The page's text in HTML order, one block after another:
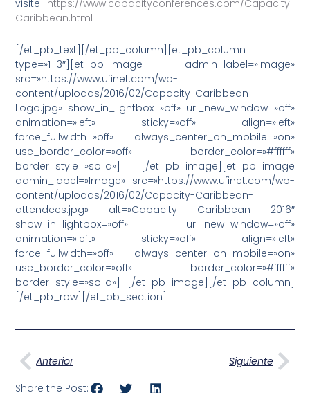
visite https://www.capacityconferences.com/Capacity-
Caribbean.html
[/et_pb_text][/et_pb_column][et_pb_column
type=»1_3″][et_pb_image admin_label=»Image»
src=»https://www.ufinet.com/wp-
content/uploads/2016/02/Capacity-Caribbean-
Logo.jpg» show_in_lightbox=»off» url_new_window=»off»
animation=»left» sticky=»off» align=»left»
force_fullwidth=»off» always_center_on_mobile=»on»
use_border_color=»off» border_color=»#ffffff»
border_style=»solid»] [/et_pb_image][et_pb_image
admin_label=»Image» src=»https://www.ufinet.com/wp-
content/uploads/2016/02/Capacity-Caribbean-
attendees.jpg» alt=»Capacity Caribbean 2016″
show_in_lightbox=»off» url_new_window=»off»
animation=»left» sticky=»off» align=»left»
force_fullwidth=»off» always_center_on_mobile=»on»
use_border_color=»off» border_color=»#ffffff»
border_style=»solid»] [/et_pb_image][/et_pb_column]
[/et_pb_row][/et_pb_section]
Ant
Anterior Siguiente
Share the Post: